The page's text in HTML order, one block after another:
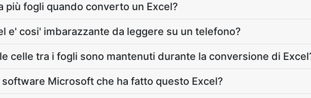
più fogli quando converto un Excel?
e' cosi' imbarazzante da leggere su un telefono?
celle tra i fogli sono mantenuti durante la conversione di
Microsoft che ha fatto questo Excel?